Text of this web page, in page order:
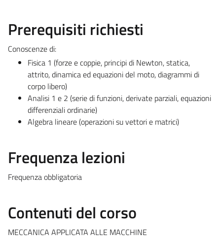
Prerequisiti richiesti
Conoscenze di:
Fisica 1 (forze e coppie, principi di Newton, statica,
attrito, dinamica ed equazioni del moto, diagrammi di
corpo libero)
Analisi 1 e 2 (serie di funzioni, derivate parziali, equazioni
differenziali ordinarie)
Algebra lineare (operazioni su vettori e matrici)
Frequenza lezioni
Frequenza obbligatoria
Contenuti del corso
MECCANICA APPLICATA ALLE MACCHINE